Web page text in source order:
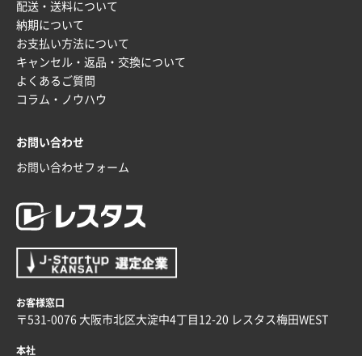
配送・送料について
納期について
お支払い方法について
キャンセル・返品・交換について
よくあるご質問
コラム・ノウハウ
お問い合わせ
お問い合わせフォーム
お客様窓口
〒531-0076 大阪市北区大淀中4丁目12-20 レスタス梅田WEST
本社